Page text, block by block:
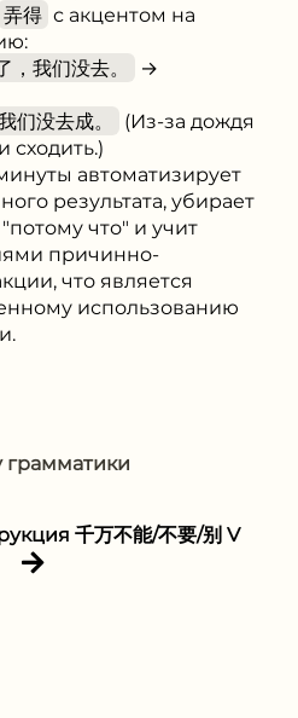
弄得 с акцентом на
，我们没去。
→
们没去成。
(Из-за дождя
сходить.)
автоматизирует
результата, убирает
что" и учит
причинно-
что является
использованию
грамматики
千万不能/不要/别 V